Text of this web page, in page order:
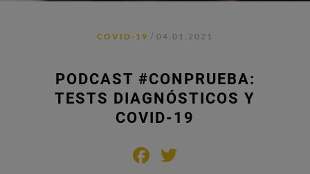
COVID-19 / 04.01.2021
PODCAST #CONPRUEBA:
TESTS DIAGNÓSTICOS Y
COVID-19
Facebook